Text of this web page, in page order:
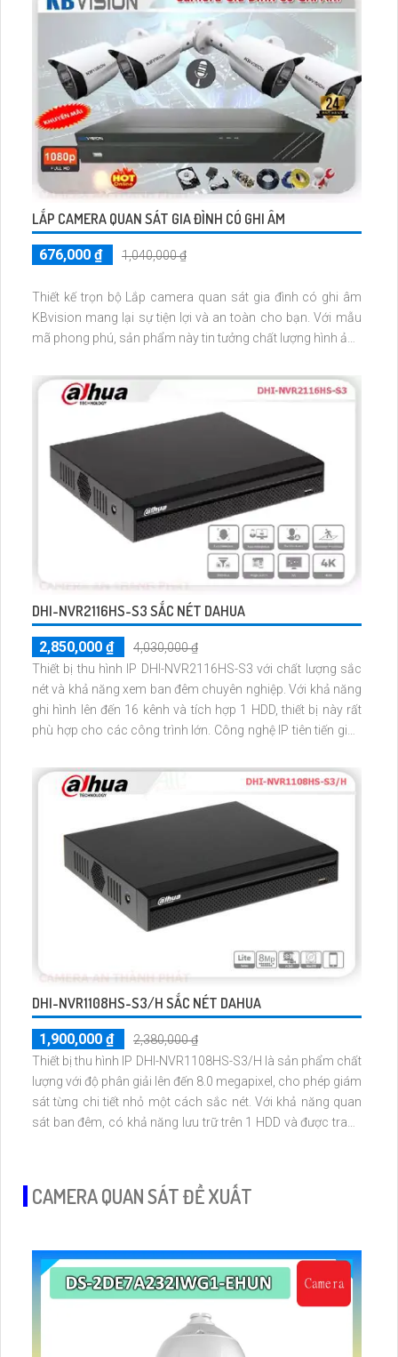
LẮP CAMERA QUAN SÁT GIA ĐÌNH CÓ GHI ÂM
676,000 ₫ 1,040,000 ₫
Thiết kế trọn bộ Lắp camera quan sát gia đình có ghi âm
KBvision mang lại sự tiện lợi và an toàn cho bạn. Với mẫu
mã phong phú, sản phẩm này tin tưởng chất lượng hình ảnh
cạnh đó, sản phẩm còn được hưởng chiết khấu cao, giúp
bạn tiết kiệm chi phí
DHI-NVR2116HS-S3 SẮC NÉT DAHUA
2,850,000 ₫
4,030,000 ₫
Thiết bị thu hình IP DHI-NVR2116HS-S3 với chất lượng sắc
nét và khả năng xem ban đêm chuyên nghiệp. Với khả năng
ghi hình lên đến 16 kênh và tích hợp 1 HDD, thiết bị này rất
phù hợp cho các công trình lớn. Công nghệ IP tiên tiến giúp
này cũng hỗ trợ chuẩn ONVIF, giúp kết nối với nhiều thiết bị
khác một cách thuận lợi
DHI-NVR1108HS-S3/H SẮC NÉT DAHUA
1,900,000 ₫
2,380,000 ₫
Thiết bị thu hình IP DHI-NVR1108HS-S3/H là sản phẩm chất
lượng với độ phân giải lên đến 8.0 megapixel, cho phép giám
sát từng chi tiết nhỏ một cách sắc nét. Với khả năng quan
sát ban đêm, có khả năng lưu trữ trên 1 HDD và được trang
cho việc giám sát trong kho hàng, nhà xưởng
CAMERA QUAN SÁT ĐỀ XUẤT